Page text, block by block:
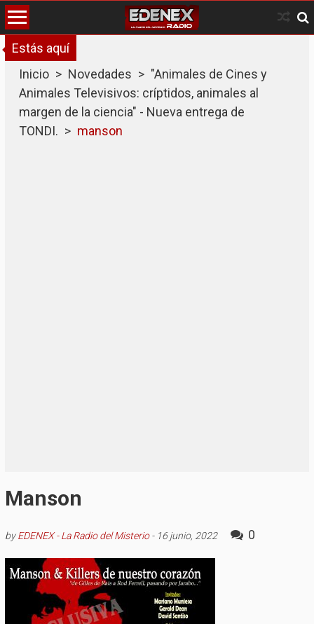
Skip
to
content
Estás aquí
Inicio > Novedades > "Animales de Cines y
Animales Televisivos: críptidos, animales al
margen de la ciencia" - Nueva entrega de
TONDI. > manson
Manson
byEDENEX - La Radio del Misterio- 16 junio, 2022 0